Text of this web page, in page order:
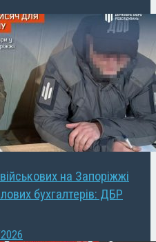
на Запоріжжі
бухгалтерів: ДБР